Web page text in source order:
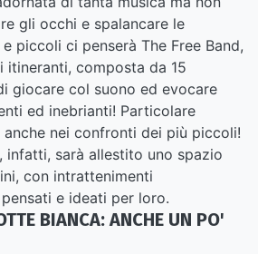
gli occhi e spalancare le
piccoli ci penserà The Free Band,
itineranti, composta da 15
giocare col suono ed evocare
ed inebrianti! Particolare
nei confronti dei più piccoli!
infatti, sarà allestito uno spazio
con intrattenimenti
e ideati per loro.
BIANCA: ANCHE UN PO'